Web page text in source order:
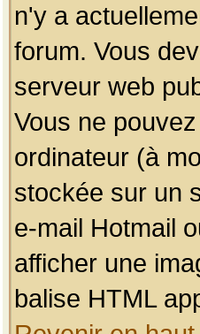
n'y a
forum. Vous
serveur web
Vous ne
ordinateur (à
stockée sur un
e-mail Hotmail
afficher une
balise HTML